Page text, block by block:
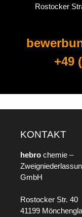
Rostocker
+49
KONTAKT
hebro chemie –
GmbH
Rostocker Str. 40
41199